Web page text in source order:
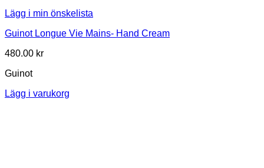
Lägg i min önskelista
Guinot Longue Vie Mains- Hand Cream
480.00 kr
Guinot
Lägg i varukorg